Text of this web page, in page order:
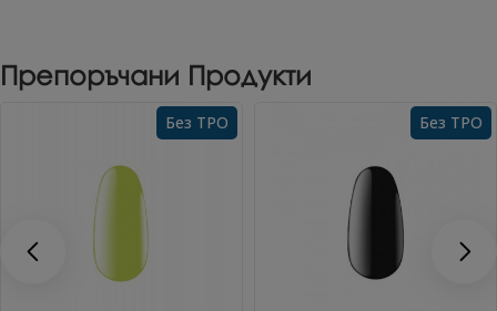
Препоръчани Продукти
Без TPO Без TPO